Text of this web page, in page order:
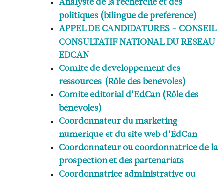
Analyste de la recherche et des
politiques (bilingue de préférence)
APPEL DE CANDIDATURES – CONSEIL
CONSULTATIF NATIONAL DU RÉSEAU
ÉDCAN
Comité de développement des
ressources (Rôle des bénévoles)
Comité éditorial d’ÉdCan (Rôle des
bénévoles)
Coordonnateur du marketing
numérique et du site web d’ÉdCan
Coordonnateur ou coordonnatrice de la
prospection et des partenariats
Coordonnatrice administrative ou